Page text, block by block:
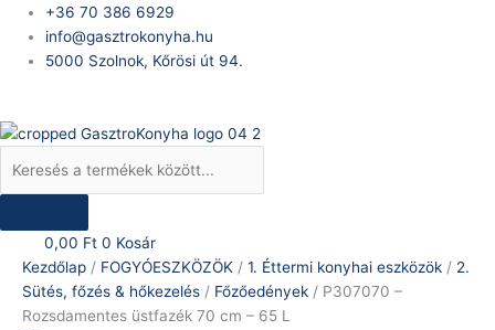
content
+36 70 386 6929
info@gasztrokonyha.hu
5000 Szolnok, Kőrösi út 94.
Products
search
0,00 Ft 0 Kosár
Kezdőlap / FOGYÓESZKÖZÖK / 1. Éttermi konyhai eszközök / 2.
Sütés, főzés & hőkezelés / Főzőedények / P307070 –
Rozsdamentes üstfazék 70 cm – 65 L
P307070
Rozsdamentes
cm
65
mennyiség